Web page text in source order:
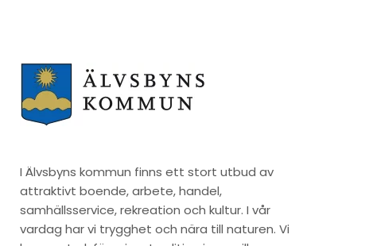
I Älvsbyns kommun finns ett stort utbud av
attraktivt boende, arbete, handel,
samhällsservice, rekreation och kultur. I vår
vardag har vi trygghet och nära till naturen. Vi